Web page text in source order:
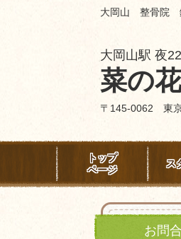
大岡山 整骨院
大岡山駅 夜
菜の
〒145-0062 東
トップ
ページ
ス
お問